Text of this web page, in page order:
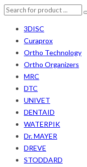
3DISC
Curaprox
Ortho Technology
Ortho Organizers
MRC
DTC
UNIVET
DENTAID
WATERPIK
Dr. MAYER
DREVE
STODDARD